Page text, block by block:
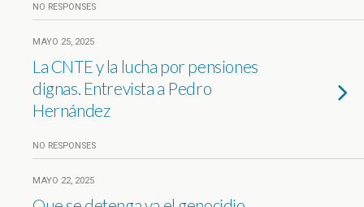
NO RESPONSES
MAYO 25, 2025
La CNTE y la lucha por pensiones
dignas. Entrevista a Pedro
Hernández
NO RESPONSES
MAYO 22, 2025